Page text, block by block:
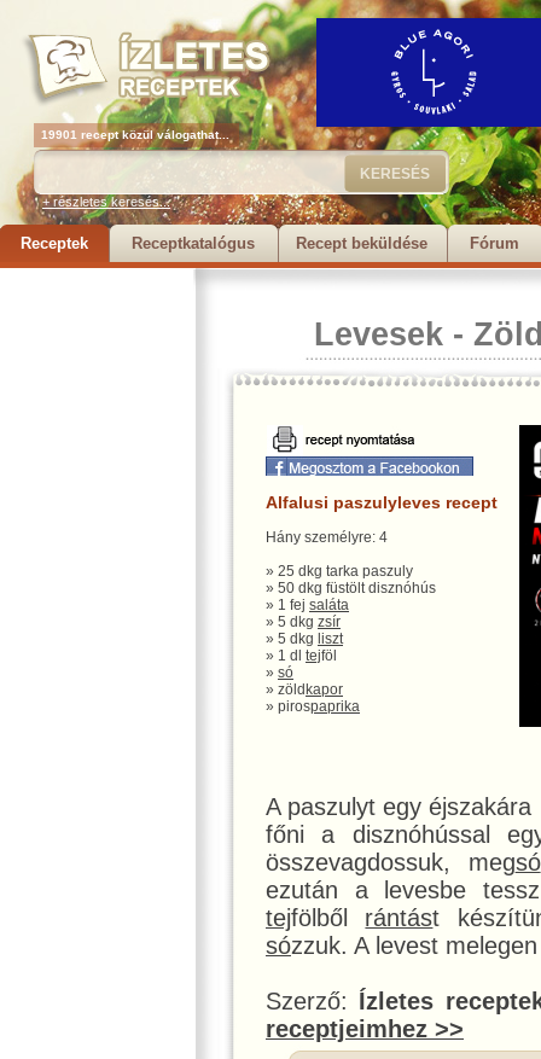
19901 recept közül válogathat...
+ részletes keresés...
Receptek Receptkatalógus Recept beküldése Fórum
Levesek -
Alfalusi paszulyleves recept
Hány személyre: 4
» 25 dkg tarka paszuly
» 50 dkg füstölt disznóhús
» 1 fej saláta
» 5 dkg zsír
» 5 dkg liszt
» 1 dl tejföl
» só
» zöld kapor
» pirospaprika
A paszulyt egy
főni a disznóhússal
összevagdossuk, megsó
ezután a levesbe
tejfölből rántást
sózzuk. A levest
Szerző: Ízletes
receptjeimhez >>